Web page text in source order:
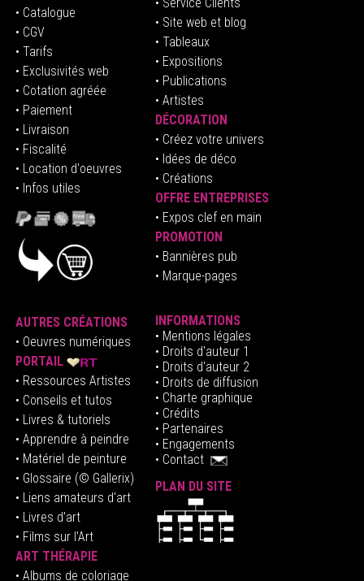
• Catalogue
• CGV
• Tarifs
• Exclusivités web
• Cotation agréée
• Paiement
• Livraison
• Fiscalité
• Location d'oeuvres
• Infos utiles
• Site web et blog
• Tableaux
• Expositions
• Publications
• Artistes
DÉCORATION
• Créez votre univers
• Idées de déco
• Créations
OFFRE ENTREPRISES
• Expos clef en main
PROMOTION
• Bannières pub
• Marque-pages
AUTRES CRÉATIONS
• Oeuvres numériques
PORTAIL
• Ressources Artistes
• Conseils et tutos
• Livres & tutoriels
• Apprendre à peindre
• Matériel de peinture
• Glossaire (© Gallerix)
• Liens amateurs d'art
• Livres d'art
• Films sur l'Art
ART THÉRAPIE
• Albums de coloriage
INFORMATIONS
• Mentions légales
• Droits d'auteur1
• Droits d'auteur 2
• Droits de diffusion
• Charte graphique
• Crédits
• Partenaires
• Engagements
• Contact
PLAN DU SITE